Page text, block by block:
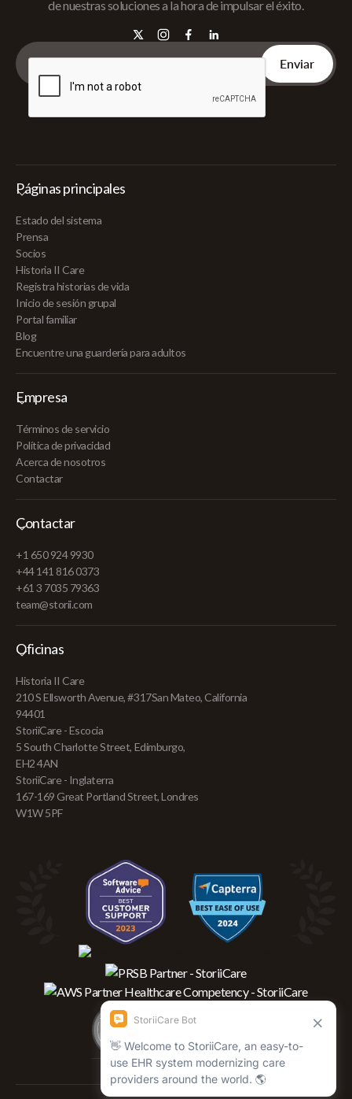
de nuestras soluciones a la hora de impulsar el éxito.
Páginas principales
Estado del sistema
Prensa
Socios
Historia II Care
Registra historias de vida
Inicio de sesión grupal
Portal familiar
Blog
Encuentre una guardería para adultos
Empresa
Términos de servicio
Política de privacidad
Acerca de nosotros
Contactar
Contactar
+1 650 924 9930
+44 141 816 0373
+61 3 7035 79363
team@storii.com
Oficinas
Historia II Care
210 S Ellsworth Avenue, #317San Mateo, California
94401
StoriiCare - Escocia
5 South Charlotte Street, Edimburgo,
EH2 4AN
StoriiCare - Inglaterra
167-169 Great Portland Street, Londres
W1W 5PF